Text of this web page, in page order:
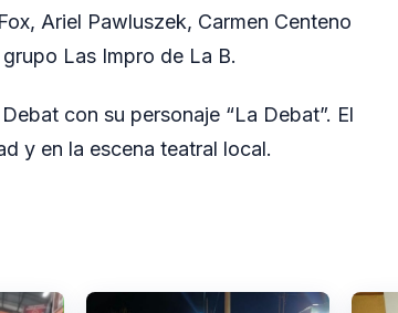
Ariel Pawluszek, Carmen Centeno
Las Impro de La B.
con su personaje “La Debat”. El
y en la escena teatral local.